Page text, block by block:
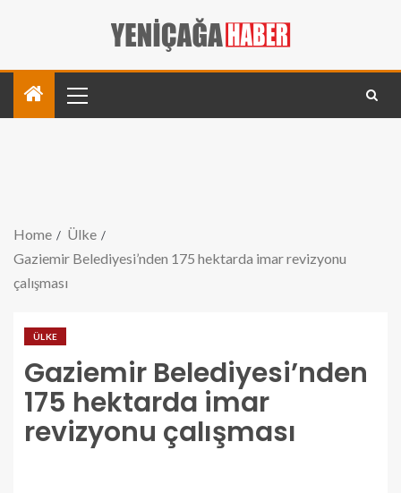
Home
Ülke
Gaziemir Belediyesi’nden 175 hektarda imar revizyonu
çalışması
ÜLKE
Gaziemir Belediyesi’nden
175 hektarda imar
revizyonu çalışması